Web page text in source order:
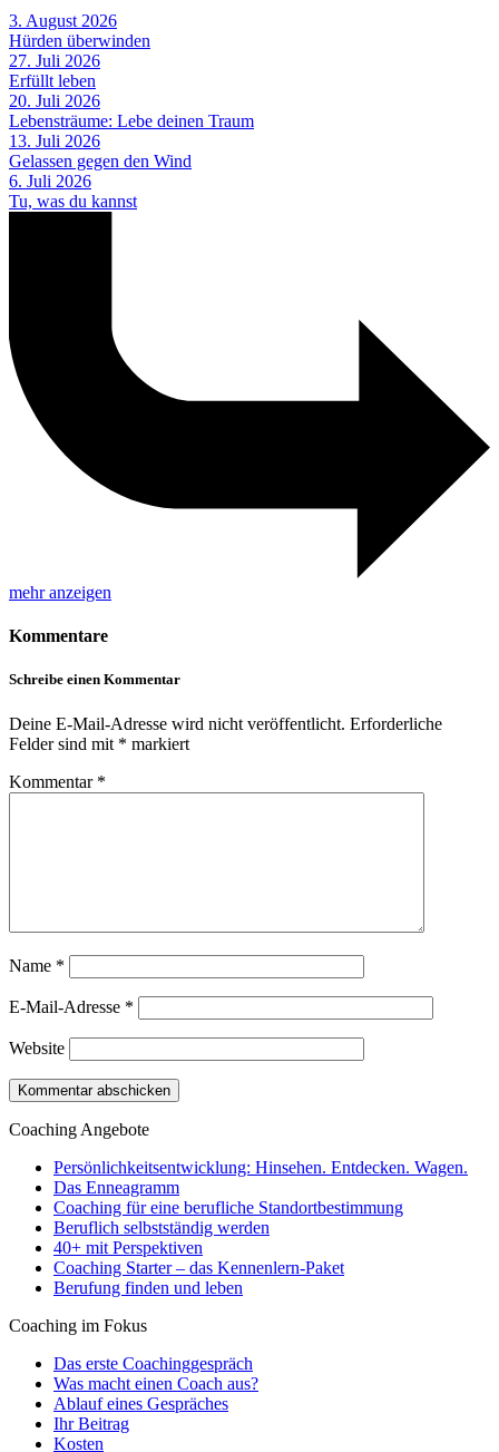
3. August 2026
Hürden überwinden
27. Juli 2026
Erfüllt leben
20. Juli 2026
Lebensträume: Lebe deinen Traum
13. Juli 2026
Gelassen gegen den Wind
6. Juli 2026
Tu, was du kannst
mehr anzeigen
Kommentare
Schreibe einen Kommentar
Deine E-Mail-Adresse wird nicht veröffentlicht. Erforderliche
Felder sind mit * markiert
Kommentar *
Name *
E-Mail-Adresse *
Website
Coaching Angebote
Persönlichkeitsentwicklung: Hinsehen. Entdecken. Wagen.
Das Enneagramm
Coaching für eine berufliche Standortbestimmung
Beruflich selbstständig werden
40+ mit Perspektiven
Coaching Starter – das Kennenlern-Paket
Berufung finden und leben
Coaching im Fokus
Das erste Coachinggespräch
Was macht einen Coach aus?
Ablauf eines Gespräches
Ihr Beitrag
Kosten